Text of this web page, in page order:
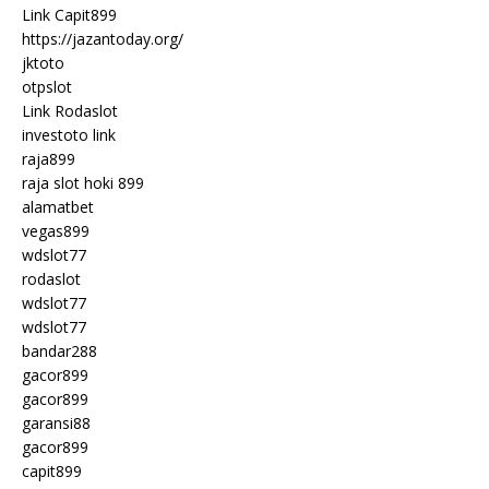
Link Capit899
https://jazantoday.org/
jktoto
otpslot
Link Rodaslot
investoto link
raja899
raja slot hoki 899
alamatbet
vegas899
wdslot77
rodaslot
wdslot77
wdslot77
bandar288
gacor899
gacor899
garansi88
gacor899
capit899